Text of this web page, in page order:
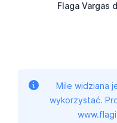
Flaga Vargas
Mile widziana
wykorzystać.